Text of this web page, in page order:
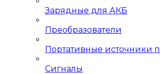
Зарядные для АКБ
Преобразователи
Портативные источники
Сигналы